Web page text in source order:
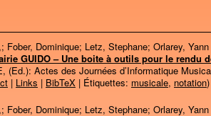
Fober, Dominique; Letz, Stephane; Orlarey, Yann
GUIDO – Une boite à outils pour le rendu
(Ed.): Actes des Journées d’Informatique
| Links | BibTeX | Étiquettes: musicale, notation)
Fober, Dominique; Letz, Stephane; Orlarey, Yann